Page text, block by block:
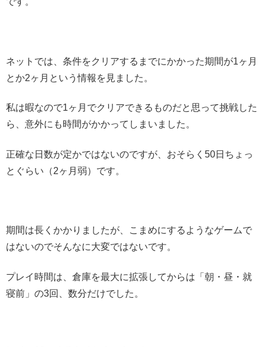
ネットでは、条件をクリアするまでにかかった期間が1ヶ月
とか2ヶ月という情報を見ました。
私は暇なので1ヶ月でクリアできるものだと思って挑戦した
ら、意外にも時間がかかってしまいました。
正確な日数が定かではないのですが、おそらく50日ちょっ
とぐらい（2ヶ月弱）です。
期間は長くかかりましたが、こまめにするようなゲームで
はないのでそんなに大変ではないです。
プレイ時間は、倉庫を最大に拡張してからは「朝・昼・就
寝前」の3回、数分だけでした。